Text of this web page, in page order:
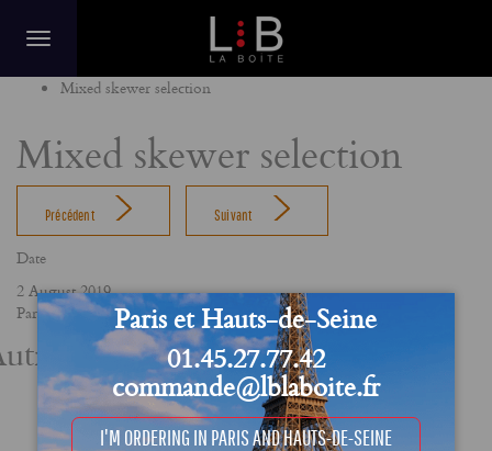
Mixed skewer selection
Mixed skewer selection
Précédent Suivant
Date
2 August 2019
Partager
actualités
Paris et Hauts-de-Seine
01.45.27.77.42
commande@lblaboite.fr
I'M ORDERING IN PARIS AND HAUTS-DE-SEINE